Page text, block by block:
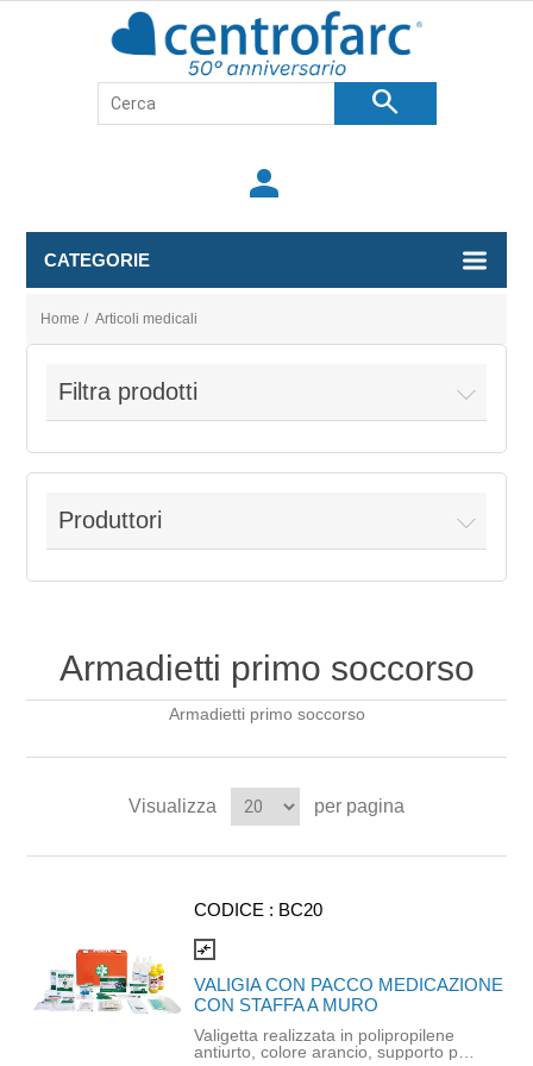
search
person
CATEGORIE
Home / Articoli medicali
Filtra prodotti
Produttori
Armadietti primo soccorso
Armadietti primo soccorso
Visualizza per pagina
CODICE : BC20
compare_arrows
VALIGIA CON PACCO MEDICAZIONE
CON STAFFA A MURO
Valigetta realizzata in polipropilene
antiurto, colore arancio, supporto per